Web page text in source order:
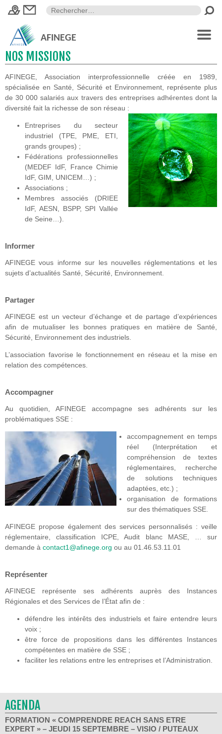
AFINEGE
NOS MISSIONS
AFINEGE, Association interprofessionnelle créée en 1989,
spécialisée en Santé, Sécurité et Environnement, représente plus
de 30 000 salariés aux travers des entreprises adhérentes dont la
diversité fait la richesse de son réseau :
Entreprises du secteur
industriel (TPE, PME, ETI,
grands groupes) ;
Fédérations professionnelles
(MEDEF IdF, France Chimie
IdF, GIM, UNICEM…) ;
Associations ;
Membres associés (DRIEE
IdF, AESN, BSPP, SPI Vallée
de Seine…).
Informer
AFINEGE vous informe sur les nouvelles réglementations et les
sujets d’actualités Santé, Sécurité, Environnement.
Partager
AFINEGE est un vecteur d’échange et de partage d’expériences
afin de mutualiser les bonnes pratiques en matière de Santé,
Sécurité, Environnement des industriels.
L’association favorise le fonctionnement en réseau et la mise en
relation des compétences.
Accompagner
Au quotidien, AFINEGE accompagne ses adhérents sur les
problématiques SSE :
accompagnement en temps
réel (Interprétation et
compréhension de textes
réglementaires, recherche
de solutions techniques
adaptées, etc.) ;
organisation de formations
sur des thématiques SSE.
AFINEGE propose également des services personnalisés : veille
réglementaire, classification ICPE, Audit blanc MASE, … sur
demande à contact1@afinege.org ou au 01.46.53.11.01
Représenter
AFINEGE représente ses adhérents auprès des Instances
Régionales et des Services de l’État afin de :
défendre les intérêts des industriels et faire entendre leurs
voix ;
être force de propositions dans les différentes Instances
compétentes en matière de SSE ;
faciliter les relations entre les entreprises et l’Administration.
AGENDA
FORMATION « COMPRENDRE REACH SANS ETRE
EXPERT » – JEUDI 15 SEPTEMBRE – VISIO / PUTEAUX